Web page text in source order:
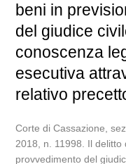
beni in
del giudice
conoscenza
esecutiva
relativo
Corte di Cassazione,
2018, n. 11998. Il
provvedimento del